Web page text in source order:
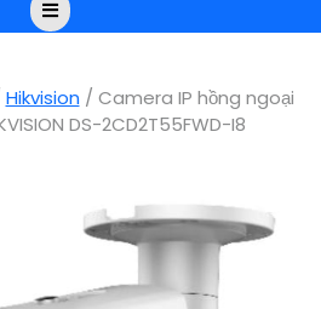
Open
Hikvision / Camera IP hồng ngoại
DS-2CD2T55FWD-I8